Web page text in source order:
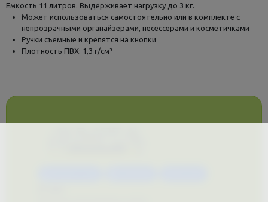
Емкость 11 литров. Выдерживает нагрузку до 3 кг.
Может использоваться самостоятельно или в комплекте с
непрозрачными органайзерами, несессерами и косметичками
Ручки съемные и крепятся на кнопки
Плотность ПВХ: 1,3 г/см³